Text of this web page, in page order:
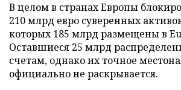
В целом в странах Европы
210 млрд евро суверенных
которых 185 млрд размещены в
Оставшиеся 25 млрд
счетам, однако их точное
официально не раскрывается.